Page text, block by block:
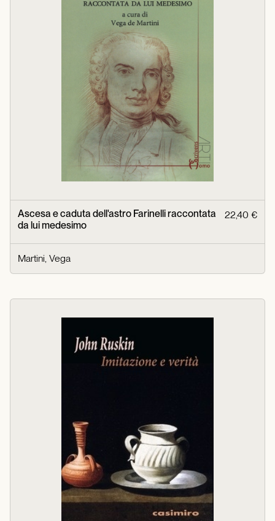
Ascesa e caduta dell'astro Farinelli raccontata
da lui medesimo
22,40 €
Martini, Vega